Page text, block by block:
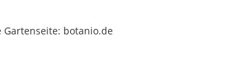
Gartenseite: botanio.de